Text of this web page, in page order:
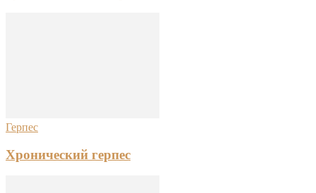
Герпес
Хронический герпес